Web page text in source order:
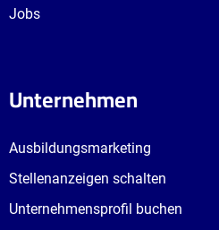
Jobs
Unternehmen
Ausbildungsmarketing
Stellenanzeigen schalten
Unternehmensprofil buchen